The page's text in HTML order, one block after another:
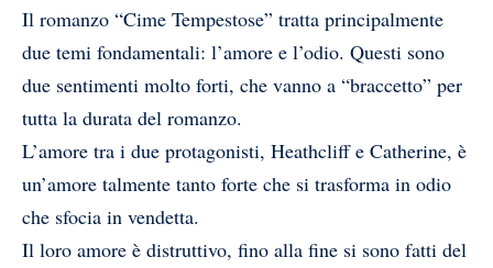
Il romanzo “Cime Tempestose” tratta principalmente
due temi fondamentali: l’amore e l’odio. Questi sono
due sentimenti molto forti, che vanno a “braccetto” per
tutta la durata del romanzo.
L’amore tra i due protagonisti, Heathcliff e Catherine, è
un’amore talmente tanto forte che si trasforma in odio
che sfocia in vendetta.
Il loro amore è distruttivo, fino alla fine si sono fatti del